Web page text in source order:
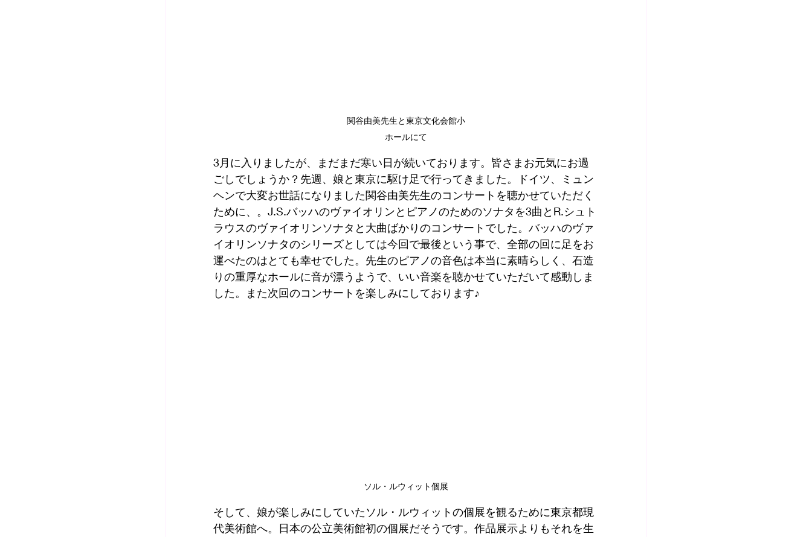
関谷由美先生と東京文化会館小
ホールにて
3月に入りましたが、まだまだ寒い日が続いております。皆さまお元気にお過
ごしでしょうか？先週、娘と東京に駆け足で行ってきました。ドイツ、ミュン
ヘンで大変お世話になりました関谷由美先生のコンサートを聴かせていただく
ために、。J.S.バッハのヴァイオリンとピアノのためのソナタを3曲とR.シュト
ラウスのヴァイオリンソナタと大曲ばかりのコンサートでした。バッハのヴァ
イオリンソナタのシリーズとしては今回で最後という事で、全部の回に足をお
運べたのはとても幸せでした。先生のピアノの音色は本当に素晴らしく、石造
りの重厚なホールに音が漂うようで、いい音楽を聴かせていただいて感動しま
した。また次回のコンサートを楽しみにしております♪
ソル・ルウィット個展
そして、娘が楽しみにしていたソル・ルウィットの個展を観るために東京都現
代美術館へ。日本の公立美術館初の個展だそうです。作品展示よりもそれを生